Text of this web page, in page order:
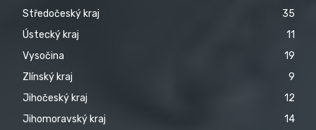
Středočeský kraj
35
Ústecký kraj
11
Vysočina
19
Zlínský kraj
9
Jihočeský kraj
12
Jihomoravský kraj
14